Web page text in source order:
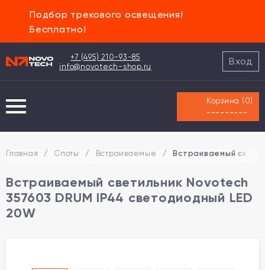
Подбор трекового освещения!
Бесплатно!
+7 (495) 210-93-85
info@novotech-shop.ru
Вход
Корзина ( 0)
---------
Главная / Споты / Встраиваемые / Встраиваемый
Встраиваемый светильник Novotech
357603 DRUM IP44 светодиодный LED
20W